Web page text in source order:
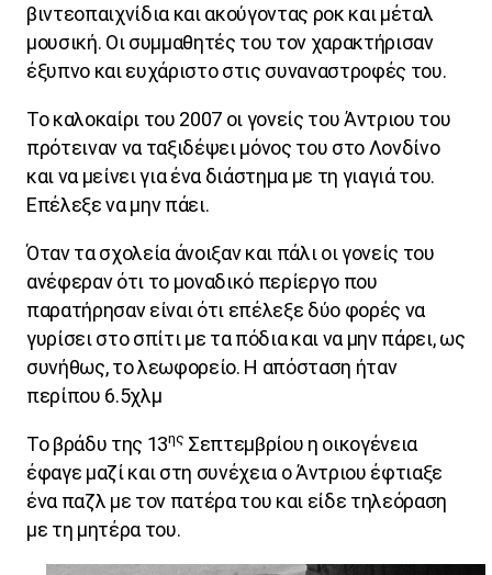
βιντεοπαιχνίδια και ακούγοντας ροκ και μέταλ
μουσική. Οι συμμαθητές του τον χαρακτήρισαν
έξυπνο και ευχάριστο στις συναναστροφές του.
Το καλοκαίρι του 2007 οι γονείς του Άντριου του
πρότειναν να ταξιδέψει μόνος του στο Λονδίνο
και να μείνει για ένα διάστημα με τη γιαγιά του.
Επέλεξε να μην πάει.
Όταν τα σχολεία άνοιξαν και πάλι οι γονείς του
ανέφεραν ότι το μοναδικό περίεργο που
παρατήρησαν είναι ότι επέλεξε δύο φορές να
γυρίσει στο σπίτι με τα πόδια και να μην πάρει, ως
συνήθως, το λεωφορείο. Η απόσταση ήταν
περίπου 6.5χλμ
Το βράδυ της 13ης Σεπτεμβρίου η οικογένεια
έφαγε μαζί και στη συνέχεια ο Άντριου έφτιαξε
ένα παζλ με τον πατέρα του και είδε τηλεόραση
με τη μητέρα του.